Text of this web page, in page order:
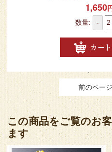
1,650
数量: -
前のペー
この商品をご覧のお
ます